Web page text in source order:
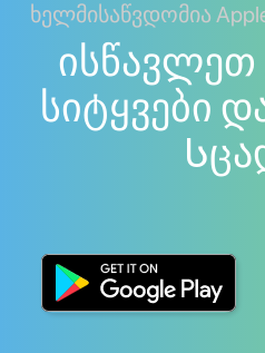
ხელმისაწვდომია
სიტყვები